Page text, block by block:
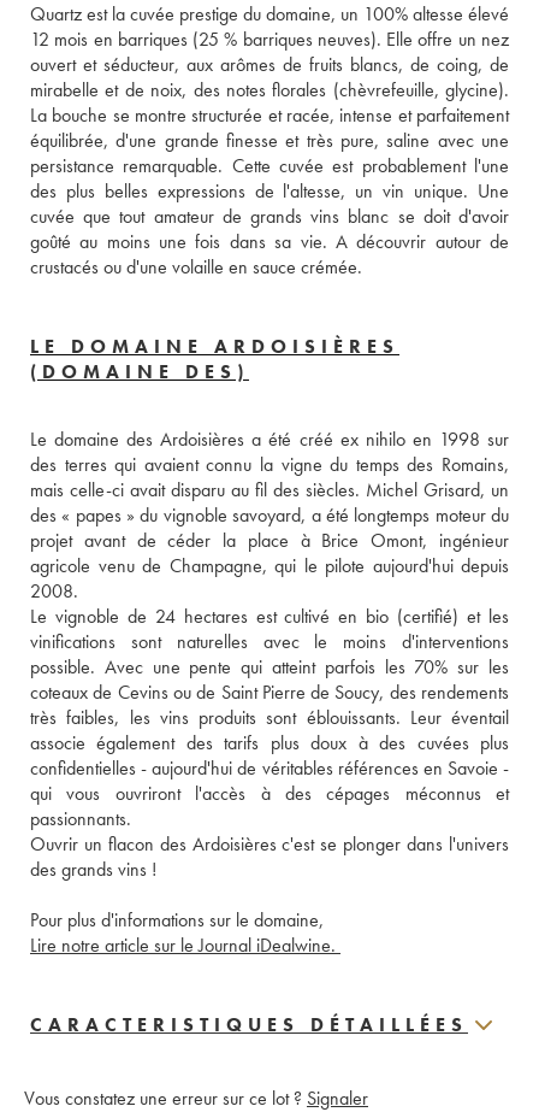
Quartz est la cuvée prestige du domaine, un 100% altesse élevé
12 mois en barriques (25 % barriques neuves). Elle offre un nez
ouvert et séducteur, aux arômes de fruits blancs, de coing, de
mirabelle et de noix, des notes florales (chèvrefeuille, glycine).
La bouche se montre structurée et racée, intense et parfaitement
équilibrée, d'une grande finesse et très pure, saline avec une
persistance remarquable. Cette cuvée est probablement l'une
des plus belles expressions de l'altesse, un vin unique. Une
cuvée que tout amateur de grands vins blanc se doit d'avoir
goûté au moins une fois dans sa vie. A découvrir autour de
crustacés ou d'une volaille en sauce crémée.
LE DOMAINE ARDOISIÈRES
(DOMAINE DES)
Le domaine des Ardoisières a été créé ex nihilo en 1998 sur
des terres qui avaient connu la vigne du temps des Romains,
mais celle-ci avait disparu au fil des siècles. Michel Grisard, un
des « papes » du vignoble savoyard, a été longtemps moteur du
projet avant de céder la place à Brice Omont, ingénieur
agricole venu de Champagne, qui le pilote aujourd'hui depuis
2008.
Le vignoble de 24 hectares est cultivé en bio (certifié) et les
vinifications sont naturelles avec le moins d'interventions
possible. Avec une pente qui atteint parfois les 70% sur les
coteaux de Cevins ou de Saint Pierre de Soucy, des rendements
très faibles, les vins produits sont éblouissants. Leur éventail
associe également des tarifs plus doux à des cuvées plus
confidentielles - aujourd'hui de véritables références en Savoie -
qui vous ouvriront l'accès à des cépages méconnus et
passionnants.
Ouvrir un flacon des Ardoisières c'est se plonger dans l'univers
des grands vins !
Pour plus d'informations sur le domaine,
CARACTERISTIQUES DÉTAILLÉES
Vous constatez une erreur sur ce lot ? Signaler